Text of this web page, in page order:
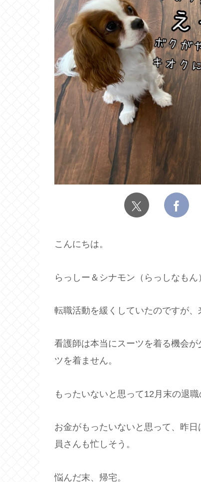
こんにちは。
らっしー＆シナモン（らっしなもん
転職活動を緩くしていたのですが
看護師は本当にスーツを着る機会
ツを着ません。
もったいないと思って12月末の退
お金がもったいないと思って、昨
員さんも忙しそう。
悩んだ末、帰宅。